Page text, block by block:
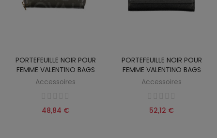
PORTEFEUILLE NOIR POUR
FEMME VALENTINO BAGS
Accessoires
48,84 €
PORTEFEUILLE NOIR POUR
FEMME VALENTINO BAGS
Accessoires
52,12 €